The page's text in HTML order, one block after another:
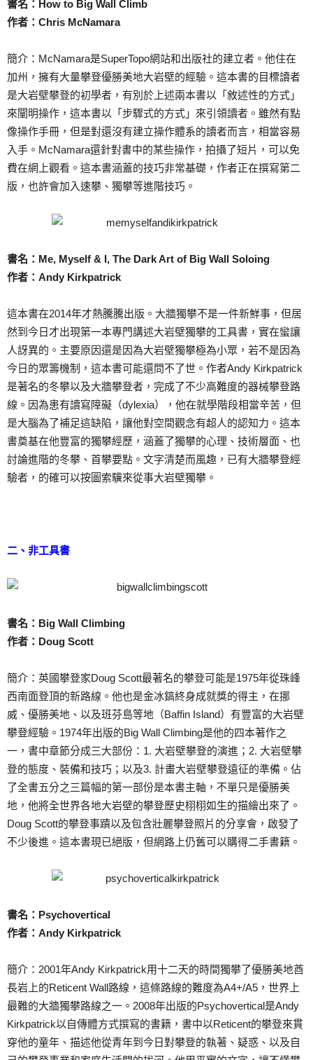
書名：How to Big Wall Climb
作者：Chris McNamara
簡介：McNamara是SuperTopo網站和出版社的建立者。他住在
加州，擁有大量攀登優勝美地大岩壁的經驗。這本書的目標讀者
是大岩壁攀登的初學者，有別於上述兩本書以「敘述性的方式」
來闡明操作，這本書以「步驟式的方式」來引領讀者。雖然有點
像操作手冊，但是對還沒有建立操作體系的讀者而言，相當容易
入手。McNamara還針對書中的某些操作，拍攝了短片，可以免
費在網上觀看。這本書涵蓋的技巧非常基礎，作者正在撰寫第二
版，也許會加入速攀、獨攀等進階技巧。
書名：Me, Myself & I, The Dark Art of Big Wall Soloing
作者：Andy Kirkpatrick
這本書在2014年才熱騰騰出版。大牆獨攀不是一件新鮮事，但居
然到今日才出現第一本專門講述大岩壁獨攀的工具書，實在蠻讓
人訝異的。主要原因還是因為大岩壁獨攀極為小眾，若不是因為
今日的眾籌機制，這本書可能還問不了世。作者Andy Kirkpatrick
是著名的冬攀以及大牆攀登者，完成了不少高難度的器械攀登路
線。因為患有讀寫障礙（dylexia），他在就學階段相當辛苦，但
是大腦為了補足這缺陷，讓他對空間觀念有超人的認知力。這本
書奠基在他豐富的獨攀經歷，涵蓋了獨攀的心理、技術層面、也
討論進階的冬攀、首攀要點。文字清楚而風趣，已有大牆攀登經
驗者，的確可以按圖索驥來從事大岩壁獨攀。
二、非工具書
書名：Big Wall Climbing
作者：Doug Scott
簡介：英國攀登家Doug Scott最著名的攀登可能是1975年從珠峰
西南面登頂的新路線。他也是金冰鎬終身成就獎的得主，在挪
威、優勝美地、以及班芬島等地（Baffin Island）有豐富的大岩壁
攀登經驗。1974年出版的Big Wall Climbing是他的四本著作之
一，書中章節分成三大部份：1. 大岩壁攀登的演進；2. 大岩壁攀
登的態度、裝備和技巧；以及3. 計畫大岩壁攀登遠征的準備。佔
了全書五分之三篇幅的第一部份是本書主軸，不單只是優勝美
地，他將全世界各地大岩壁的攀登歷史栩栩如生的描繪出來了。
Doug Scott的攀登事蹟以及包含壯麗攀登照片的分享會，啟發了
不少後進。這本書現已絕版，但網路上仍舊可以購得二手書籍。
書名：Psychovertical
作者：Andy Kirkpatrick
簡介：2001年Andy Kirkpatrick用十二天的時間獨攀了優勝美地酋
長岩上的Reticent Wall路線，這條路線的難度為A4+/A5，世界上
最難的大牆獨攀路線之一。2008年出版的Psychovertical是Andy
Kirkpatrick以自傳體方式撰寫的書籍，書中以Reticent的攀登來貫
穿他的童年、描述他從青年到今日對攀登的執著、疑惑、以及自